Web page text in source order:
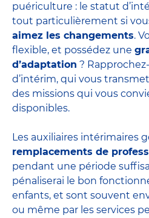
puériculture : le statut
tout particulièrement si
aimez les changements.
flexible, et possédez une
d’adaptation ?
d’intérim, qui vous
des missions qui vous
disponibles.
Les auxiliaires intérimaires
remplacements de
pendant une période
pénaliserai le bon
enfants, et sont souvent
ou même par les services